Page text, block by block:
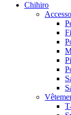
Chihiro